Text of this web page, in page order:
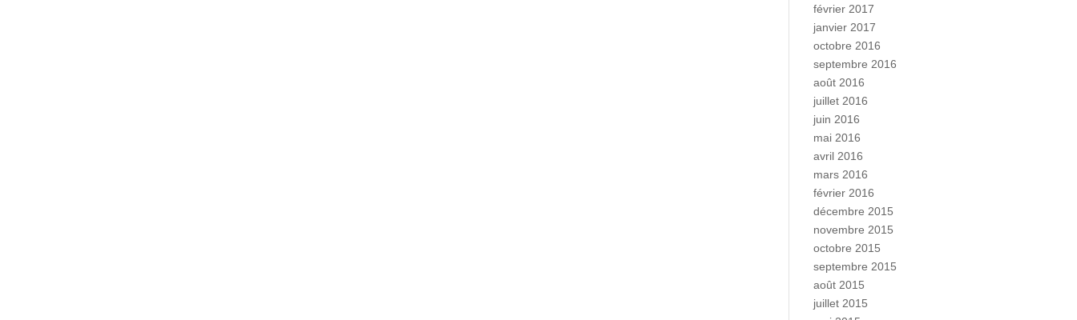
février 2017
janvier 2017
octobre 2016
septembre 2016
août 2016
juillet 2016
juin 2016
mai 2016
avril 2016
mars 2016
février 2016
décembre 2015
novembre 2015
octobre 2015
septembre 2015
août 2015
juillet 2015